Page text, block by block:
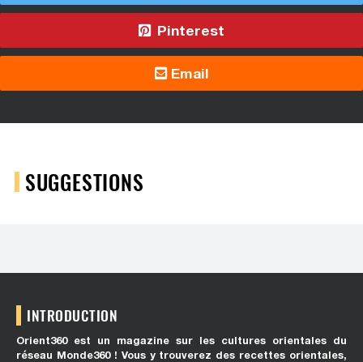
Pinterest
Email
SUGGESTIONS
INTRODUCTION
Orient360 est un magazine sur les cultures orientales du
réseau Monde360 ! Vous y trouverez des recettes orientales,